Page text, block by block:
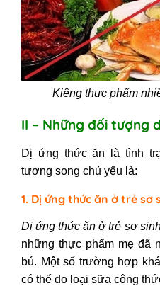
Kiêng thực phẩm
II – Những đối tượng
Dị ứng thức ăn là tình
tượng song chủ yếu là:
1. Dị ứng thức ăn ở trẻ sơ
Dị ứng thức ăn ở trẻ sơ
những thực phẩm mẹ đã
bú. Một số trường hợp
có thể do loại sữa công